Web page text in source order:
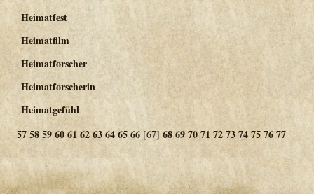
Heimatfest
Heimatfilm
Heimatforscher
Heimatforscherin
Heimatgefühl
5758596061 6263646566 [67] 68697071 727374757677